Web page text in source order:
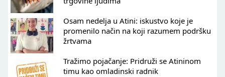
Osam nedelja u Atini: iskustvo koje je
promenilo način na koji razumem podršku
žrtvama
Tražimo pojačanje: Pridruži se Atininom
timu kao omladinski radnik